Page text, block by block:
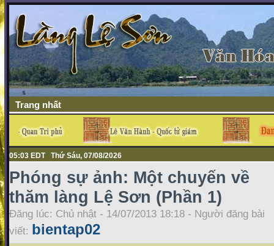
Trang nhất
05:03 EDT Thứ Sáu, 07/08/2026
Phóng sự ảnh: Một chuyến về
thăm làng Lệ Sơn (Phần 1)
Đăng lúc: Chủ nhật - 14/07/2013 18:18 - Người đăng bài
viết: bientap02